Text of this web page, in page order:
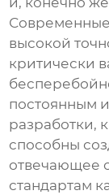
высокой
критически
постоянным
разработки,
способны
отвечающее
стандартам